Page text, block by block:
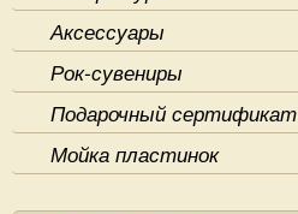
Аксессуары
Рок-сувениры
Подарочный сертификат
Мойка пластинок